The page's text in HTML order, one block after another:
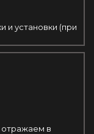
и установки (при
отражаем в